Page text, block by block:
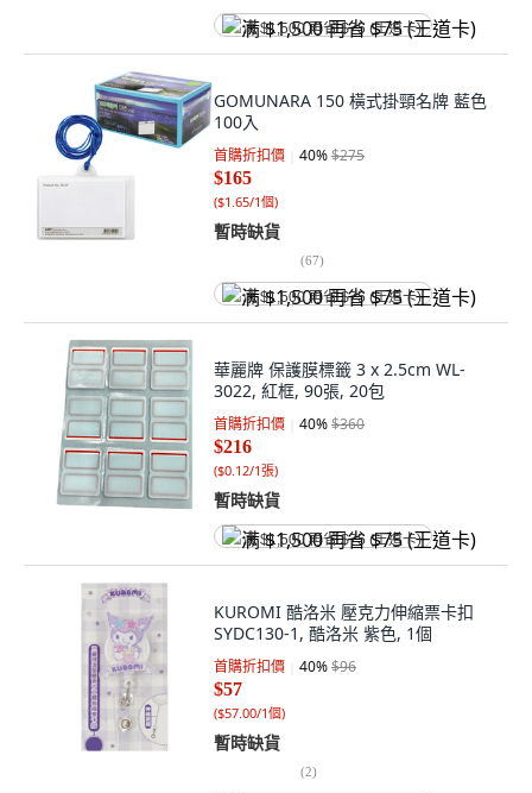
满 $1,500 再省 $75 (王道卡)
GOMUNARA 150 橫式掛頸名牌 藍色
100入
首購折扣價 40%$275
$165
($1.65/1個)
暫時缺貨
(67)
满 $1,500 再省 $75 (王道卡)
華麗牌 保護膜標籤 3 x 2.5cm WL-
3022, 紅框, 90張, 20包
首購折扣價 40%$360
$216
($0.12/1張)
暫時缺貨
满 $1,500 再省 $75 (王道卡)
KUROMI 酷洛米 壓克力伸縮票卡扣
SYDC130-1, 酷洛米 紫色, 1個
首購折扣價 40%$96
$57
($57.00/1個)
暫時缺貨
(2)